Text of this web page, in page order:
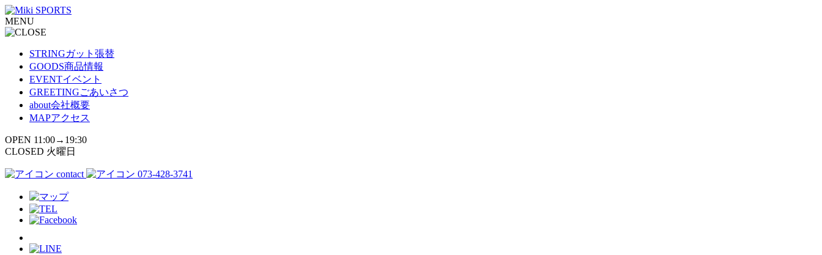
コ
ン
テ
MENU
STRINGガット張替
GOODS商品情報
EVENTイベント
GREETINGごあいさつ
about会社概要
MAPアクセス
OPEN 11:00→19:30
CLOSED 火曜日
contact 073-428-3741